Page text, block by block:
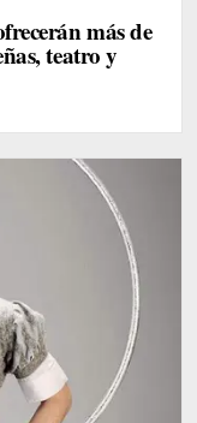
más de
teatro y